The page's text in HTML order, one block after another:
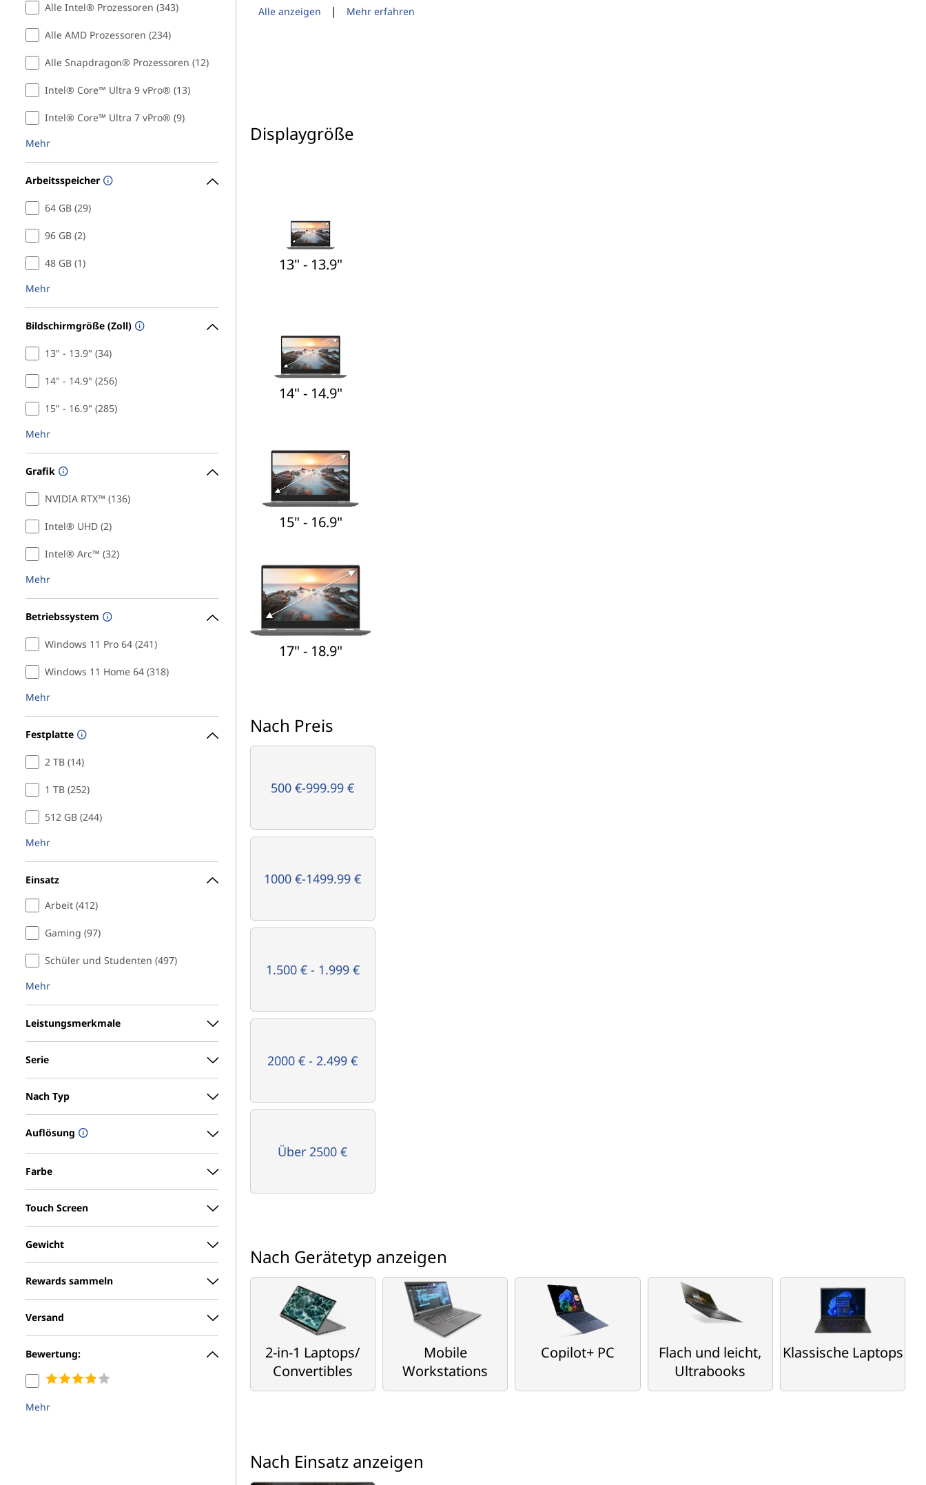
Alle Intel® Prozessoren (343)
Alle AMD Prozessoren (234)
Alle Snapdragon® Prozessoren (12)
Intel® Core™ Ultra 9 vPro® (13)
Intel® Core™ Ultra 7 vPro® (9)
Mehr
Arbeitsspeicher
64 GB (29)
96 GB (2)
48 GB (1)
Mehr
Bildschirmgröße (Zoll)
13" - 13.9" (34)
14" - 14.9" (256)
15" - 16.9" (285)
Mehr
Grafik
NVIDIA RTX™ (136)
Intel® UHD (2)
Intel® Arc™ (32)
Mehr
Betriebssystem
Windows 11 Pro 64 (241)
Windows 11 Home 64 (318)
Mehr
Festplatte
2 TB (14)
1 TB (252)
512 GB (244)
Mehr
Einsatz
Arbeit (412)
Gaming (97)
Schüler und Studenten (497)
Mehr
Leistungsmerkmale
Serie
Nach Typ
Auflösung
Farbe
Touch Screen
Gewicht
Rewards sammeln
Versand
Bewertung:
Mehr
Alle anzeigen
| Mehr erfahren
Displaygröße
13" - 13.9"
14" - 14.9"
15" - 16.9"
17" - 18.9"
Nach Preis
500 €-999.99 €
1000 €-1499.99 €
1.500 € - 1.999 €
2000 € - 2.499 €
Über 2500 €
Nach Gerätetyp anzeigen
2-in-1 Laptops/
Convertibles
Mobile
Workstations
Copilot+ PC
Flach und leicht,
Ultrabooks
Klassische Laptops
Nach Einsatz anzeigen